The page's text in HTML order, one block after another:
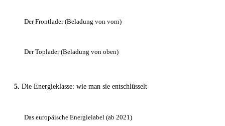
Der Frontlader (Beladung von vorn)
Der Toplader (Beladung von oben)
Die Energieklasse: wie man sie entschlüsselt
Das europäische Energielabel (ab 2021)